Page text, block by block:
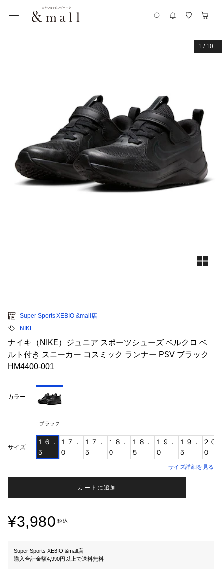
1 / 10
Super Sports XEBIO &mall店
NIKE
ナイキ（NIKE）ジュニア スポーツシューズ ベルクロ ベ
ルト付き スニーカー コスミック ランナー PSV ブラック
HM4400-001
カラー
ブラック
サイズ
１６．
５
１７．
０
１７．
５
１８．
０
１８．
５
１９．
０
１９．
５
２０
０
サイズ詳細を見る
カートに追加
¥3,980 税込
Super Sports XEBIO &mall店
購入合計金額4,990円以上で送料無料